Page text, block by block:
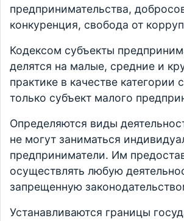
предпринимательства,
конкуренция, свобода от
Кодексом субъекты
делятся на малые, средние и
практике в качестве категории
только субъект малого
Определяются виды
не могут заниматься
предприниматели. Им
осуществлять любую
запрещенную
Устанавливаются границы